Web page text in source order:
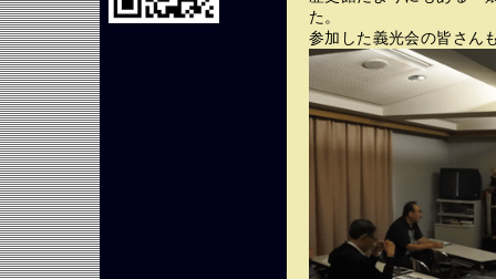
た。
参加した義光会の皆さん